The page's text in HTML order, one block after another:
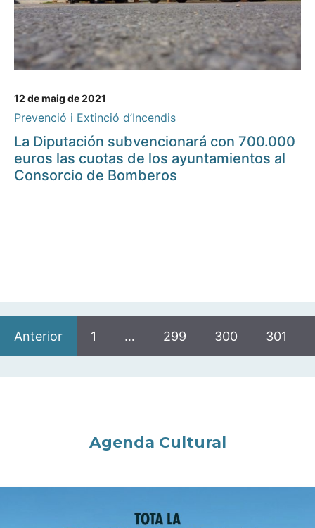
12 de maig de 2021
Prevenció i Extinció d’Incendis
La Diputación subvencionará con 700.000
euros las cuotas de los ayuntamientos al
Consorcio de Bomberos
Anterior 1 … 299 300 301
Agenda Cultural